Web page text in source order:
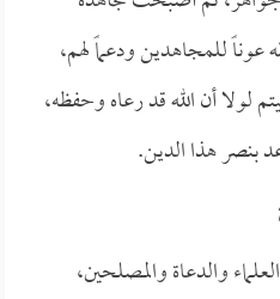
عوناً للمجاهدين ودعماً لهم،
لولا أن الله قد رعاه وحفظه،
بنصر هذا الدين.
والدعاة والمصلحين،